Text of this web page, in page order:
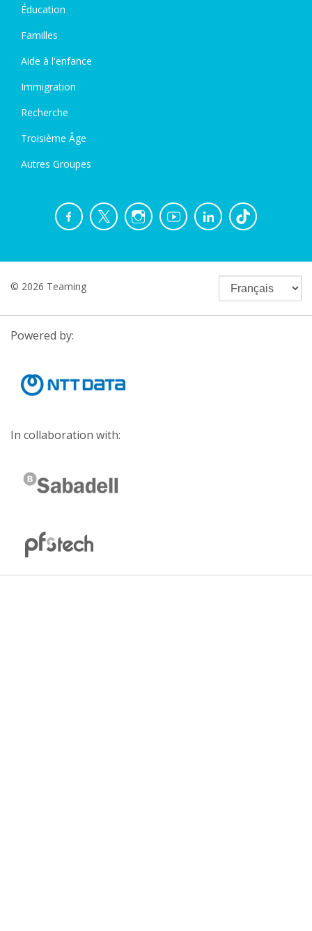
Éducation
Familles
Aide à l'enfance
Immigration
Recherche
Troisième Âge
Autres Groupes
© 2026 Teaming
Powered by:
In collaboration with: